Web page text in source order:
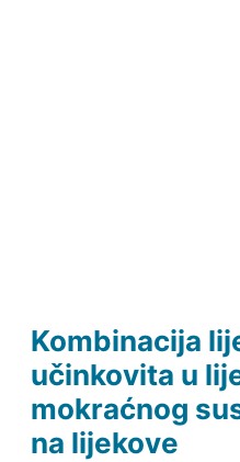
Kombinacija
učinkovita u
mokraćnog
na lijekove